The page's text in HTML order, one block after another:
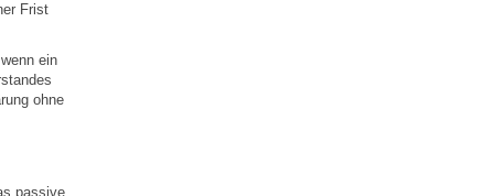
Frist
ein
ohne
passive